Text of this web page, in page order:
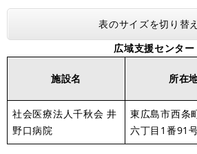
表のサイズを切り替
広域支援センター
施設名 所在
社会医療法人千秋会 井
野口病院
東広島市西条
六丁目1番91